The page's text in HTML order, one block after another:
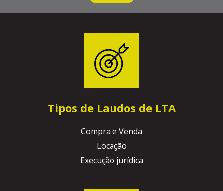
Tipos de Laudos de LTA
Compra e Venda
Locação
Execução jurídica